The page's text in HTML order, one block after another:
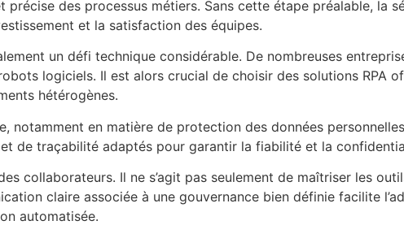
des processus métiers. Sans cette étape préalable, la
et la satisfaction des équipes.
un défi technique considérable. De nombreuses
logiciels. Il est alors crucial de choisir des solutions RPA
hétérogènes.
notamment en matière de protection des données
de traçabilité adaptés pour garantir la fiabilité et la
collaborateurs. Il ne s’agit pas seulement de maîtriser les
claire associée à une gouvernance bien définie facilite
automatisée.